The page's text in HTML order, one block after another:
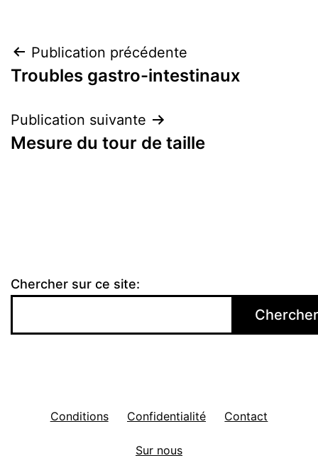
Navigation
de
l’article
Publication précédente
Troubles gastro-intestinaux
Publication suivante
Mesure du tour de taille
Chercher sur ce site:
Chercher
Conditions Confidentialité Contact
Sur nous